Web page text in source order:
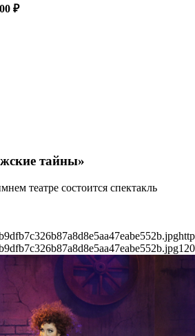
₽
тайны»
театре состоится спектакль